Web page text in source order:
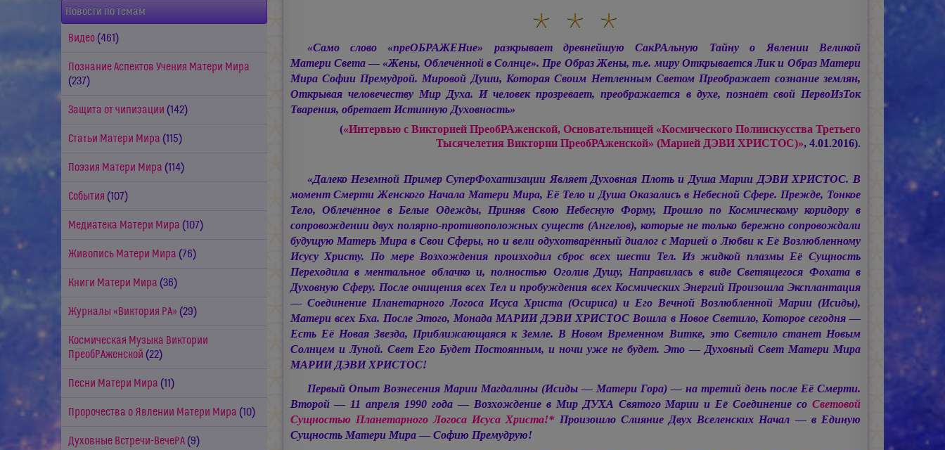
Новости по темам
Видео (461)
Познание Аспектов Учения Матери Мира
(237)
Защита от чипизации (142)
Статьи Матери Мира (115)
Поэзия Матери Мира (114)
События (107)
Медиатека Матери Мира (107)
Живопись Матери Мира (76)
Книги Матери Мира (36)
Журналы «Виктория РА» (29)
Космическая Музыка Виктории
ПреобРАженской (22)
Песни Матери Мира (11)
Пророчества о Явлении Матери Мира (10)
Духовные Встречи-ВечеРА (9)
«Само слово «преОБРАЖЕНие» разкрывает древнейшую СакРАльную Тайну о Явлении Великой
Матери Света —«Жены, Облечённой в Солнце». Пре Образ Жены, т.е. миру Открывается Лик и Образ Матери
Мира Софии Премудрой. Мировой Души, Которая Своим Нетленным Светом Преображает сознание землян,
Открывая человечеству Мир Духа. И человек прозревает, преображается в духе, познаёт свой ПервоИзТок
Тварения, обретает Истинную Духовность»
(«Интервью с Викторией ПреобРАженской, Основательницей «Космического Полиискусства Третьего
Тысячелетия Виктории ПреобРАженской» (Марией ДЭВИ ХРИСТОС)», 4.01.2016).
«Далеко Неземной Пример СуперФохатизации Являет Духовная Плоть и ДушаМарии ДЭВИ ХРИСТОС. В
момент Смерти Женского Начала Матери Мира, Её Тело и Душа Оказались в Небесной Сфере. Прежде, Тонкое
Тело, Облечённое в Белые Одежды, Приняв Свою Небесную Форму, Прошло по Космическому коридору в
сопровождении двух полярно-противоположных существ (Ангелов), которые не только бережно сопровождали
будущую Матерь Мира в Свои Сферы, но и вели одухотварённый диалог с Марией о Любви к Её Возлюбленному
Исусу Христу. По мере Возхождения произходил сброс всех шести Тел. Из жидкой плазмы Её Сущность
Переходила в ментальное облачко и, полностью Оголив Душу, Направилась в виде Светящегося Фохата в
Духовную Сферу. После очищения всех Тел и пробуждения всех Космических Энергий Произошла Эксплантация
— Соединение Планетарного Логоса Исуса Христа (Осириса) и Его Вечной Возлюбленной Марии (Исиды),
Матери всех Бха. После Этого, МонадаМАРИИ ДЭВИ ХРИСТОС Вошла в Новое Светило, Которое сегодня —
Есть Её Новая Звезда, Приближающаяся к Земле. В Новом Временном Витке, это Светило станет Новым
Солнцем и Луной. Свет Его Будет Постоянным, и ночи уже не будет. Это — Духовный Свет Матери Мира
МАРИИ ДЭВИ ХРИСТОС!
Первый Опыт Вознесения Марии Магдалины (Исиды — Матери Гора) — на третий день после Её Смерти.
Второй — 11 апреля 1990 года — Возхождение в Мир ДУХА Святого Марии и Её Соединение со Световой
Сущностью Планетарного Логоса Исуса Христа!* Произошло Слияние Двух Вселенских Начал — в Единую
Сущность Матери Мира — Софию Премудрую!